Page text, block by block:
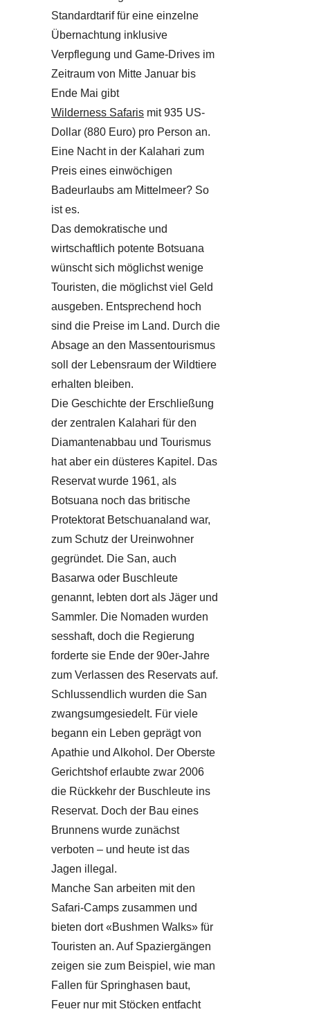
Standardtarif für eine einzelne
Übernachtung inklusive
Verpflegung und Game-Drives im
Zeitraum von Mitte Januar bis
Ende Mai gibt
Wilderness Safaris mit 935 US-
Dollar (880 Euro) pro Person an.
Eine Nacht in der Kalahari zum
Preis eines einwöchigen
Badeurlaubs am Mittelmeer? So
ist es.
Das demokratische und
wirtschaftlich potente Botsuana
wünscht sich möglichst wenige
Touristen, die möglichst viel Geld
ausgeben. Entsprechend hoch
sind die Preise im Land. Durch die
Absage an den Massentourismus
soll der Lebensraum der Wildtiere
erhalten bleiben.
Die Geschichte der Erschließung
der zentralen Kalahari für den
Diamantenabbau und Tourismus
hat aber ein düsteres Kapitel. Das
Reservat wurde 1961, als
Botsuana noch das britische
Protektorat Betschuanaland war,
zum Schutz der Ureinwohner
gegründet. Die San, auch
Basarwa oder Buschleute
genannt, lebten dort als Jäger und
Sammler. Die Nomaden wurden
sesshaft, doch die Regierung
forderte sie Ende der 90er-Jahre
zum Verlassen des Reservats auf.
Schlussendlich wurden die San
zwangsumgesiedelt. Für viele
begann ein Leben geprägt von
Apathie und Alkohol. Der Oberste
Gerichtshof erlaubte zwar 2006
die Rückkehr der Buschleute ins
Reservat. Doch der Bau eines
Brunnens wurde zunächst
verboten – und heute ist das
Jagen illegal.
Manche San arbeiten mit den
Safari-Camps zusammen und
bieten dort «Bushmen Walks» für
Touristen an. Auf Spaziergängen
zeigen sie zum Beispiel, wie man
Fallen für Springhasen baut,
Feuer nur mit Stöcken entfacht